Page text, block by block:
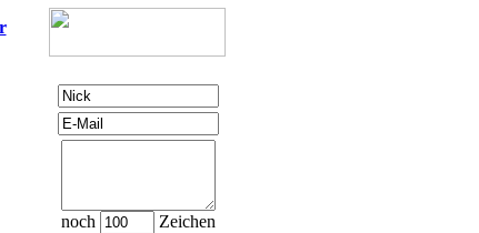
noch Zeichen